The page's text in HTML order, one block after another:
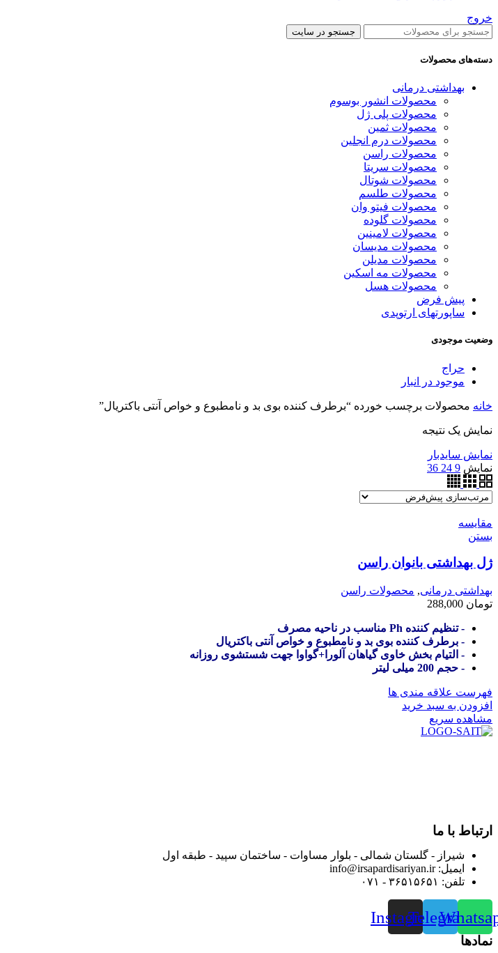
خروج
جستجو در سایت
دسته‌های محصولات
بهداشتی درمانی
محصولات انشور بوسوم
محصولات پلی ژل
محصولات ثمین
محصولات درم انجلین
محصولات راسن
محصولات سریتا
محصولات شوتال
محصولات طلسم
محصولات فیتو وان
محصولات گلوده
محصولات لامینین
محصولات مدیسان
محصولات مدیلن
محصولات مه اسکین
محصولات هسل
پیش فرض
ساپورتهای ارتوپدی
وضعیت موجودی
حراج
موجود در انبار
خانه محصولات برچسب خورده “برطرف کننده بوی بد و نامطبوع و خواص آنتی باکتریال”
نمایش یک نتیجه
نمایش سایدبار
نمایش 9
24
36
مقایسه
بستن
ژل بهداشتی بانوان راسن
بهداشتی درمانی, محصولات راسن
تومان
- تنظیم کننده Ph مناسب در ناحیه مصرف
- برطرف کننده بوی بد و نامطبوع و خواص آنتی باکتریال
- التیام بخش خاوی گیاهان آلورا+گواوا جهت شستشوی روزانه
- حجم 200 میلی لیتر
فهرست علاقه مندی ها
افزودن به سبد خرید
مشاهده سریع
ارتباط با ما
شیراز - گلستان شمالی - بلوار مساوات - ساختمان سپید - طبقه اول
ایمیل: info@irsapardisariyan.ir
تلفن: ۳۶۵۱۵۶۵۱ - ۰۷۱
Telegram
Instagram
نمادها